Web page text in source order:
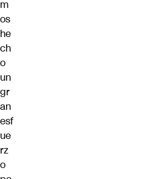
m
os
he
ch
o
un
gr
an
esf
ue
rz
o